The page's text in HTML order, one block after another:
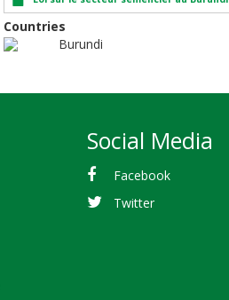
Countries
Burundi
Social Media
Facebook
Twitter